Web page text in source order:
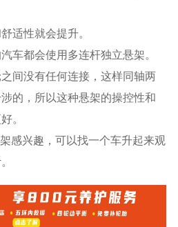
适性就会提升。
车都会使用多连杆独立悬架。
间没有任何连接，这样同轴两
的，所以这种悬架的操控性和
。
感兴趣，可以找一个车升起来观